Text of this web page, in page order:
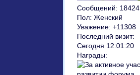
Сообщений: 18424
Пол: Женский
Уважение: +11308
Последний визит:
Сегодня 12:01:20
Награды: